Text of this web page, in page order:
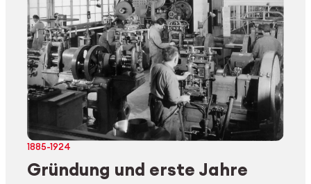
1885-1924
Gründung und erste Jahre